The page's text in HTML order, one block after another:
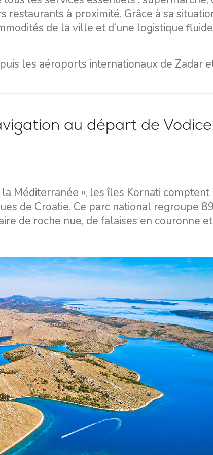
restaurants à proximité. Grâce à sa
de la ville et d’une logistique
les aéroports internationaux de Zadar
au départ de Vodice
Méditerranée », les îles Kornati comptent
de Croatie. Ce parc national regroupe
de roche nue, de falaises en couronne et
- Assistant de
à Distance
Split
Trogir
Kvarner